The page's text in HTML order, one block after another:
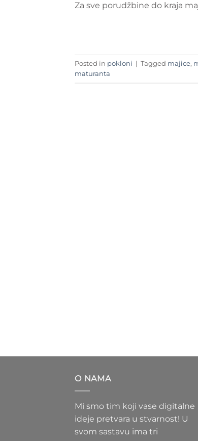
Za sve porudžbine do kraja
Posted in pokloni | Tagged majice,
maturanta
O NAMA
Mi smo tim koji vase digitalne
ideje pretvara u stvarnost! U
svom sastavu ima tri